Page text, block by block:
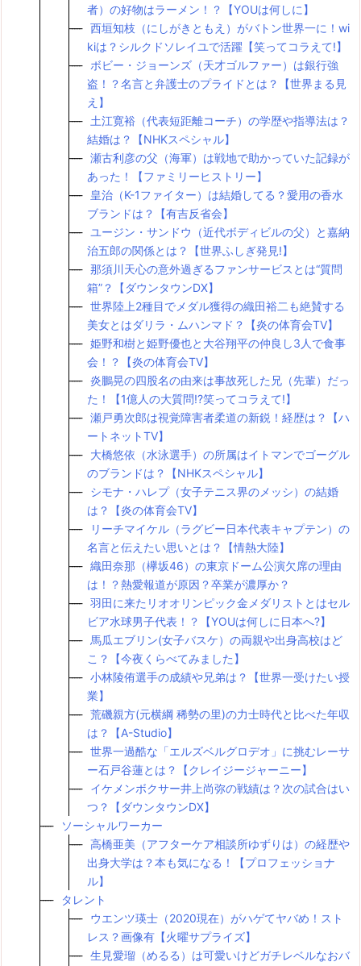
者）の好物はラーメン！？【YOUは何しに】
西垣知枝（にしがきともえ）がバトン世界一に！wi
kiは？シルクドソレイユで活躍【笑ってコラえて!】
ボビー・ジョーンズ（天才ゴルファー）は銀行強
盗！？名言と弁護士のプライドとは？【世界まる見
え】
土江寛裕（代表短距離コーチ）の学歴や指導法は？
結婚は？【NHKスペシャル】
瀬古利彦の父（海軍）は戦地で助かっていた記録が
あった！【ファミリーヒストリー】
皇治（K-1ファイター）は結婚してる？愛用の香水
ブランドは？【有吉反省会】
ユージン・サンドウ（近代ボディビルの父）と嘉納
治五郎の関係とは？【世界ふしぎ発見!】
那須川天心の意外過ぎるファンサービスとは“質問
箱”？【ダウンタウンDX】
世界陸上2種目でメダル獲得の織田裕二も絶賛する
美女とはダリラ・ムハンマド？【炎の体育会TV】
姫野和樹と姫野優也と大谷翔平の仲良し3人で食事
会！？【炎の体育会TV】
炎鵬晃の四股名の由来は事故死した兄（先輩）だっ
た！【1億人の大質問!?笑ってコラえて!】
瀬戸勇次郎は視覚障害者柔道の新鋭！経歴は？【ハ
ートネットTV】
大橋悠依（水泳選手）の所属はイトマンでゴーグル
のブランドは？【NHKスペシャル】
シモナ・ハレプ（女子テニス界のメッシ）の結婚
は？【炎の体育会TV】
リーチマイケル（ラグビー日本代表キャプテン）の
名言と伝えたい思いとは？【情熱大陸】
織田奈那（欅坂46）の東京ドーム公演欠席の理由
は！？熱愛報道が原因？卒業が濃厚か？
羽田に来たリオオリンピック金メダリストとはセル
ビア水球男子代表！？【YOUは何しに日本へ?】
馬瓜エブリン(女子バスケ）の両親や出身高校はど
こ？【今夜くらべてみました】
小林陵侑選手の成績や兄弟は？【世界一受けたい授
業】
荒磯親方(元横綱 稀勢の里)の力士時代と比べた年収
は？【A-Studio】
世界一過酷な「エルズベルグロデオ」に挑むレーサ
ー石戸谷蓮とは？【クレイジージャーニー】
イケメンボクサー井上尚弥の戦績は？次の試合はい
つ？【ダウンタウンDX】
ソーシャルワーカー
高橋亜美（アフターケア相談所ゆずりは）の経歴や
出身大学は？本も気になる！【プロフェッショナ
ル】
タレント
ウエンツ瑛士（2020現在）がハゲてヤバめ！スト
レス？画像有【火曜サプライズ】
生見愛瑠（めるる）は可愛いけどガチレベルなおバ